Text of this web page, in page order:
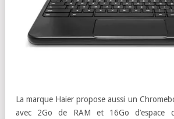
La marque Haier propose aussi un
avec 2Go de RAM et 16Go d’espace